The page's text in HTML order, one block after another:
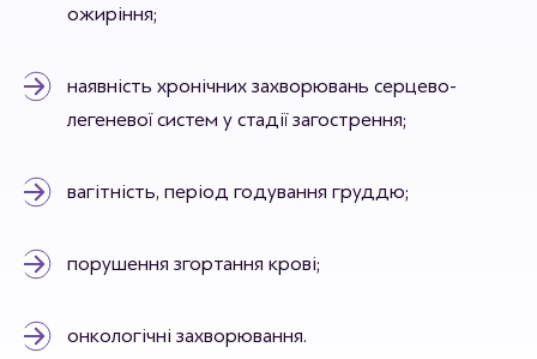
ожиріння;
наявність хронічних захворювань серцево-
легеневої систем у стадії загострення;
вагітність, період годування груддю;
порушення згортання крові;
онкологічні захворювання.